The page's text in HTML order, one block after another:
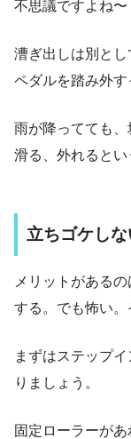
不思議ですよね〜
漕ぎ出しは別とし
ペダルを踏み外す
雨が降ってても
滑る、外れるとい
立ちゴケし
メリットがある
する。でも怖い。
まずはステップ
りましょう。
固定ローラーが